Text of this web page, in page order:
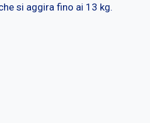
si aggira fino ai 13 kg.